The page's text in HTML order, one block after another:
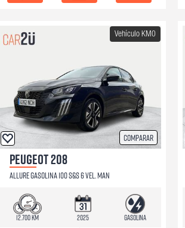
Comparar
Vehículo KM0
PEUGEOT 208
ALLURE GASOLINA 100 S&S 6 VEL. MAN
12.700 km 2025 Gasolina